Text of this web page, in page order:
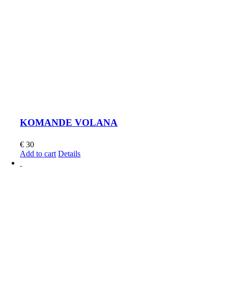
KOMANDE VOLANA
€ 30
Add to cart Details